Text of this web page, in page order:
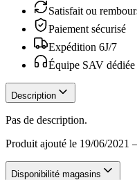
Satisfait ou
Paiement sécurisé
Expédition 6J/7
Équipe SAV dédiée
Description
Pas de description.
Produit ajouté le 19/06/2021
Disponibilité magasins